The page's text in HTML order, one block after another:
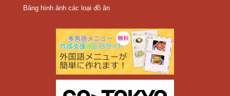
Bảng hình ảnh các loại đồ ăn